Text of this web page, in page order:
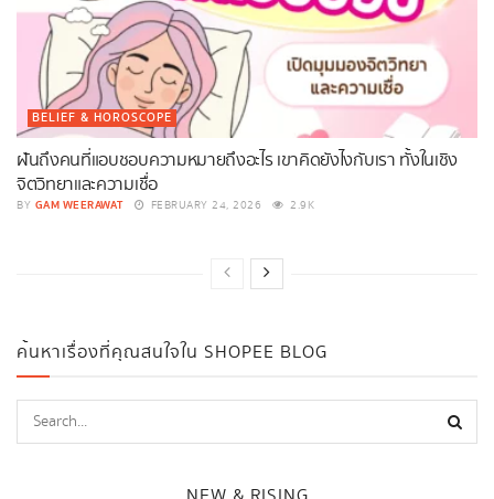
BELIEF & HOROSCOPE
ฝันถึงคนที่แอบชอบความหมายถึงอะไร เขาคิดยังไงกับเรา ทั้งในเชิง
จิตวิทยาและความเชื่อ
BY GAM WEERAWAT FEBRUARY 24, 2026 2.9K
ค้นหาเรื่องที่คุณสนใจใน SHOPEE BLOG